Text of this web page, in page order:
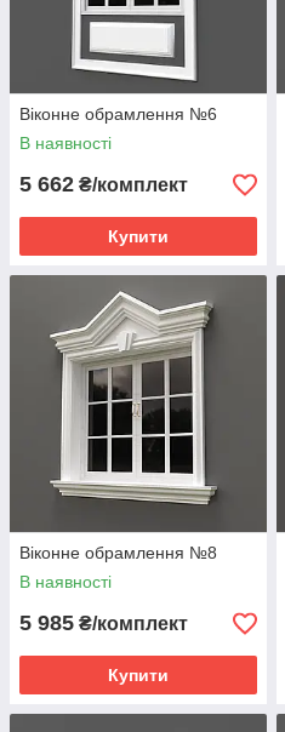
Віконне обрамлення №6
В наявності
5 662 ₴/комплект
Купити
Віконне обрамлення №8
В наявності
5 985 ₴/комплект
Купити